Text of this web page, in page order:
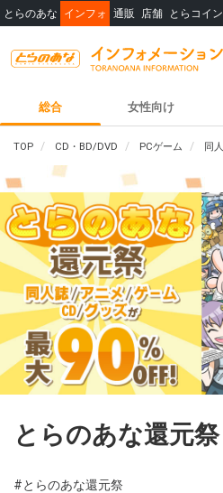
とらのあな インフォ 通販 店舗 とらコイン
総合 女性向け
TOP CD・BD/DVD PCゲーム 同人
とらのあな還元祭
#とらのあな還元祭